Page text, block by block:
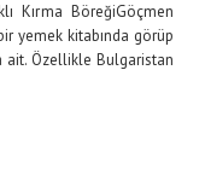
Kırma BöreğiGöçmen
yemek kitabında görüp
ait. Özellikle Bulgaristan